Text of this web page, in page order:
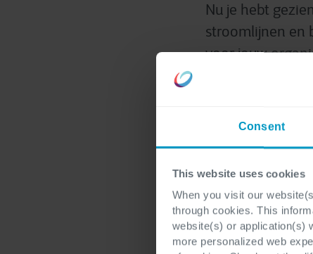
Consent
This website uses cookies
When you visit our
through cookies. This
website(s) or application(s)
more personalized web
Nu je hebt
stroomlijnen en
voor jouw
ontwikkelen
De volgende
In aflevering 3